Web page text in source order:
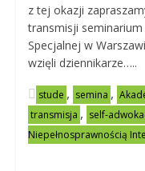
z tej okazji
transmisji
Specjalnej w
wzięli dziennikarze…..
stude , semina ,
transmisja , self-
Niepełnosprawnością